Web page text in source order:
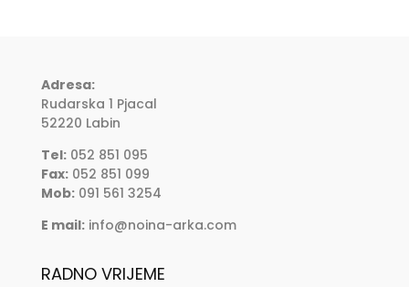
Adresa:
Rudarska 1 Pjacal
52220 Labin
Tel:052 851 095
Fax:052 851 099
Mob:091 561 3254
E mail: info@noina-arka.com
RADNO VRIJEME